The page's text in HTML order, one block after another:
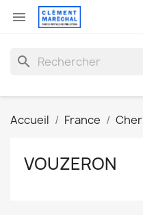

search
Accueil France Cher
VOUZERON